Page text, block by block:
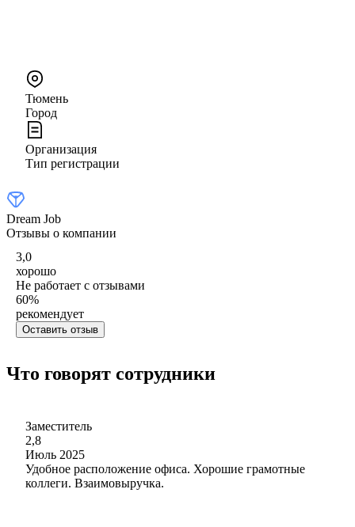
Тюмень
Город
Организация
Тип регистрации
Dream Job
Отзывы о компании
3,0
хорошо
Не работает с отзывами
60%
рекомендует
Оставить отзыв
Что говорят сотрудники
Заместитель
2,8
Июль 2025
Удобное расположение офиса. Хорошие грамотные
коллеги. Взаимовыручка.